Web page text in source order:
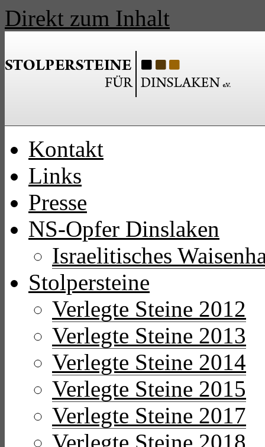
Direkt zum Inhalt
Kontakt
Links
Presse
NS-Opfer Dinslaken
Israelitisches
Stolpersteine
Verlegte Steine 2012
Verlegte Steine 2013
Verlegte Steine 2014
Verlegte Steine 2015
Verlegte Steine 2017